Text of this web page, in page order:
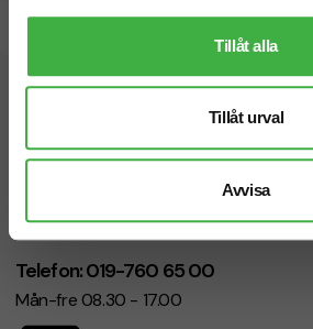
Tillåt alla
Tillåt urval
Avvisa
Vi hjälper dig gärna!
Telefon: 019-760 65 00
Mån-fre 08.30 - 17.00